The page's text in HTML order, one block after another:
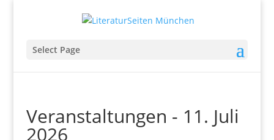
Select Page
Veranstaltungen - 11. Juli
2026